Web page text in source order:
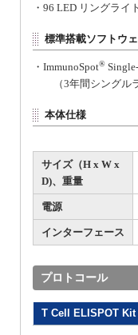
・96 LED リングライ
標準搭載ソフトウ
・ImmunoSpot®
（3年間シングルラ
本体仕様
サイズ（H x W x
D)、重量
電源
インターフェース
プロトコール
T Cell ELISPOT Kit